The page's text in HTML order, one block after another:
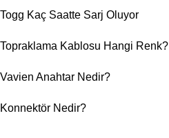
Togg Kaç Saatte Sarj Oluyor
Topraklama Kablosu Hangi Renk?
Vavien Anahtar Nedir?
Konnektör Nedir?